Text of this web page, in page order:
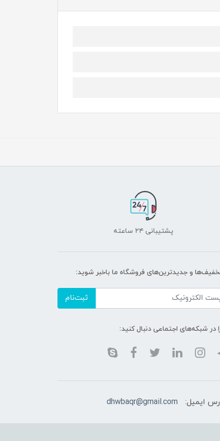
پشتیبانی ۲۴ ساعته
و جدیدترین‌های فروشگاه ما باخبر شوید:
ثبت‌نام
در شبکه‌های اجتماعی دنبال کنید:
ایمیل: dhwbaqr@gmail.com